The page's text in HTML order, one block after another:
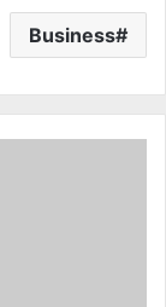
Business